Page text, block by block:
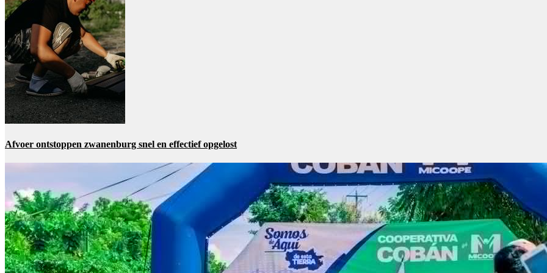
Afvoer ontstoppen zwanenburg snel en effectief opgelost